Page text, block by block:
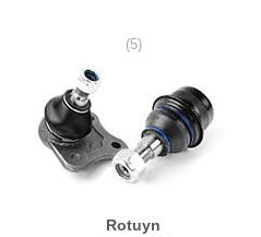
(5)
Rotuyn